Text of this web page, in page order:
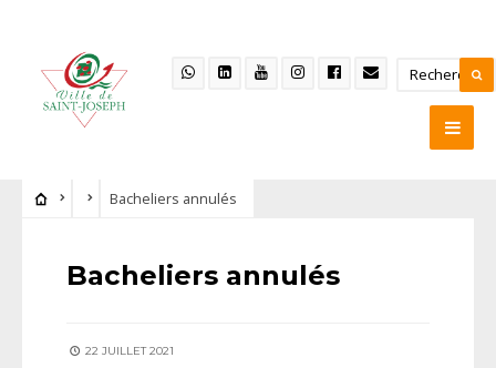
Bacheliers annulés
Bacheliers annulés
22 JUILLET 2021